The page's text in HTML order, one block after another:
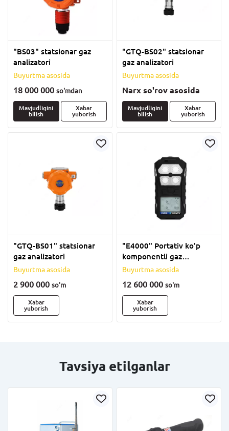
"BS03" statsionar gaz
analizatori
Buyurtma asosida
18 000 000 so'mdan
Mavjudligini
bilish
Xabar
yuborish
"GTQ-BS02" statsionar
gaz analizatori
Buyurtma asosida
Narx so'rov asosida
Mavjudligini
bilish
Xabar
yuborish
"GTQ-BS01" statsionar
gaz analizatori
Buyurtma asosida
2 900 000 so'm
Xabar
yuborish
"E4000" Portativ ko'p
komponentli gaz
analizatori
Buyurtma asosida
12 600 000 so'm
Xabar
yuborish
Tavsiya etilganlar